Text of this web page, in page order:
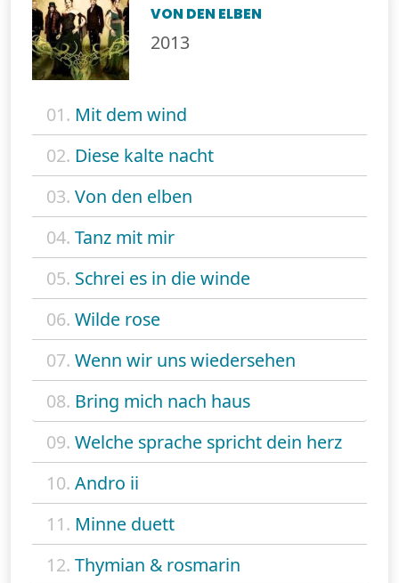
VON DEN ELBEN
2013
01. Mit dem wind
02. Diese kalte nacht
03. Von den elben
04. Tanz mit mir
05. Schrei es in die winde
06. Wilde rose
07. Wenn wir uns wiedersehen
08. Bring mich nach haus
09. Welche sprache spricht dein herz
10. Andro ii
11. Minne duett
12. Thymian & rosmarin